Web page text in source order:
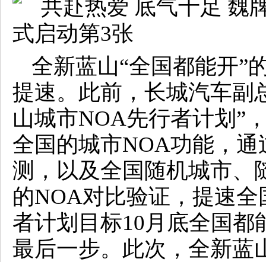
全新蓝山“全国都能开”
提速。此前，长城汽车副
山城市NOA先行者计划”
全国的城市NOA功能，
测，以及全国随机城市、
的NOA对比验证，提速
者计划目标10月底全国
最后一步。此次，全新蓝